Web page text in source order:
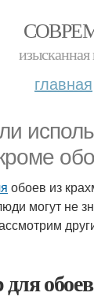
изысканная
главная
обоев из
могут не
для